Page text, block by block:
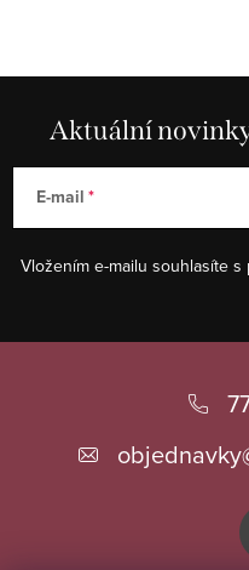
k
Aktuální
E-mail
Vložením e-mailu souhlasíte s
objednavky